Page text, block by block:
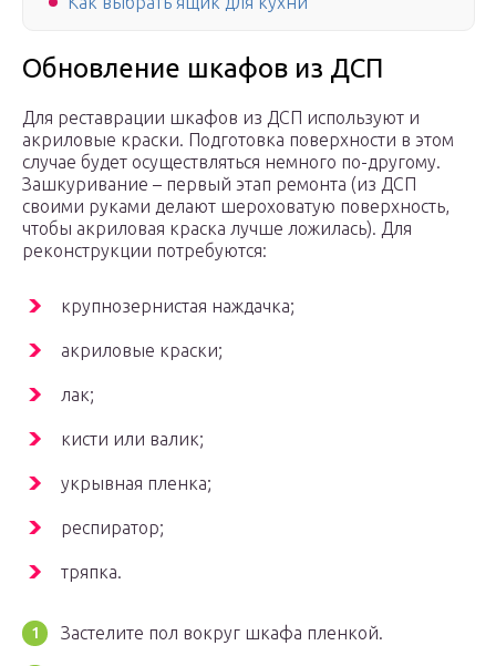
Обновление шкафов из ДСП
Для реставрации шкафов из ДСП используют и
акриловые краски. Подготовка поверхности в этом
случае будет осуществляться немного по-другому.
Зашкуривание – первый этап ремонта (из ДСП
своими руками делают шероховатую поверхность,
чтобы акриловая краска лучше ложилась). Для
реконструкции потребуются:
крупнозернистая наждачка;
акриловые краски;
лак;
кисти или валик;
укрывная пленка;
респиратор;
тряпка.
Застелите пол вокруг шкафа пленкой.